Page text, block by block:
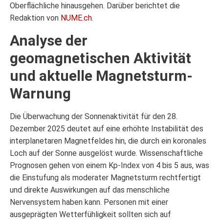
Oberflächliche hinausgehen. Darüber berichtet die
Redaktion von NUME.ch.
Analyse der
geomagnetischen Aktivität
und aktuelle Magnetsturm-
Warnung
Die Überwachung der Sonnenaktivität für den 28.
Dezember 2025 deutet auf eine erhöhte Instabilität des
interplanetaren Magnetfeldes hin, die durch ein koronales
Loch auf der Sonne ausgelöst wurde. Wissenschaftliche
Prognosen gehen von einem Kp-Index von 4 bis 5 aus, was
die Einstufung als moderater Magnetsturm rechtfertigt
und direkte Auswirkungen auf das menschliche
Nervensystem haben kann. Personen mit einer
ausgeprägten Wetterfühligkeit sollten sich auf